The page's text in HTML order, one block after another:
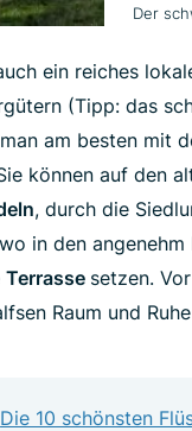
Der
ein reiches
(Tipp: das
am besten mit
können auf den
, durch die
in den angenehm
Terrasse setzen.
Raum und
Die 10 schönsten